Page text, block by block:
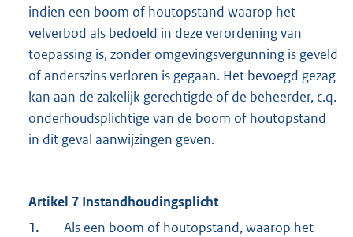
indien een boom of houtopstand waarop het
velverbod als bedoeld in deze verordening van
toepassing is, zonder omgevingsvergunning is geveld
of anderszins verloren is gegaan. Het bevoegd gezag
kan aan de zakelijk gerechtigde of de beheerder, c.q.
onderhoudsplichtige van de boom of houtopstand
in dit geval aanwijzingen geven.
Artikel 7 Instandhoudingsplicht
1.
Als een boom of houtopstand, waarop het